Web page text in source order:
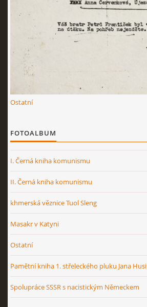
Ostatní
FOTOALBUM
I. Černá kniha komunismu
II. Černá kniha komunismu
khmerská věznice Tuol Sleng
Masakr v Katyni
Ostatní
Pamětní kniha 1. střeleckého pluku Jana Husi
Spolupráce SSSR s nacistickým Německem